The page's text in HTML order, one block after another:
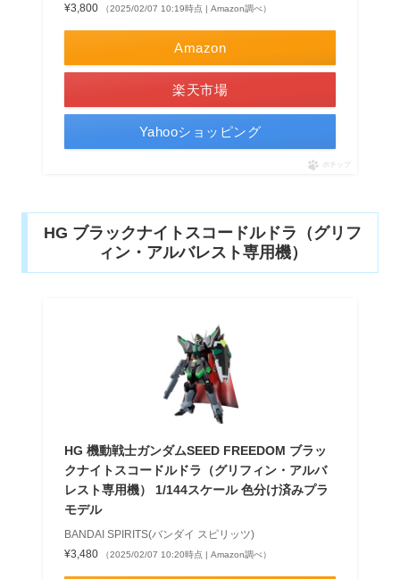
¥3,800
（2025/02/07 10:19時点 | Amazon調べ）
Amazon
楽天市場
Yahooショッピング
ポチップ
HG ブラックナイトスコードルドラ（グリフ
ィン・アルバレスト専用機）
HG 機動戦士ガンダムSEED FREEDOM ブラッ
クナイトスコードルドラ（グリフィン・アルバ
レスト専用機） 1/144スケール 色分け済みプラ
モデル
BANDAI SPIRITS(バンダイ スピリッツ)
¥3,480
（2025/02/07 10:20時点 | Amazon調べ）